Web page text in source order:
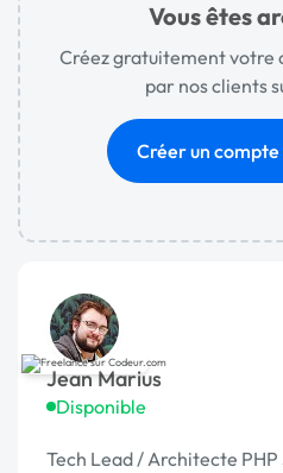
Vous êtes
Créez gratuitement votre
par nos clients
Créer un
Jean Marius
Disponible
Tech Lead / Architecte